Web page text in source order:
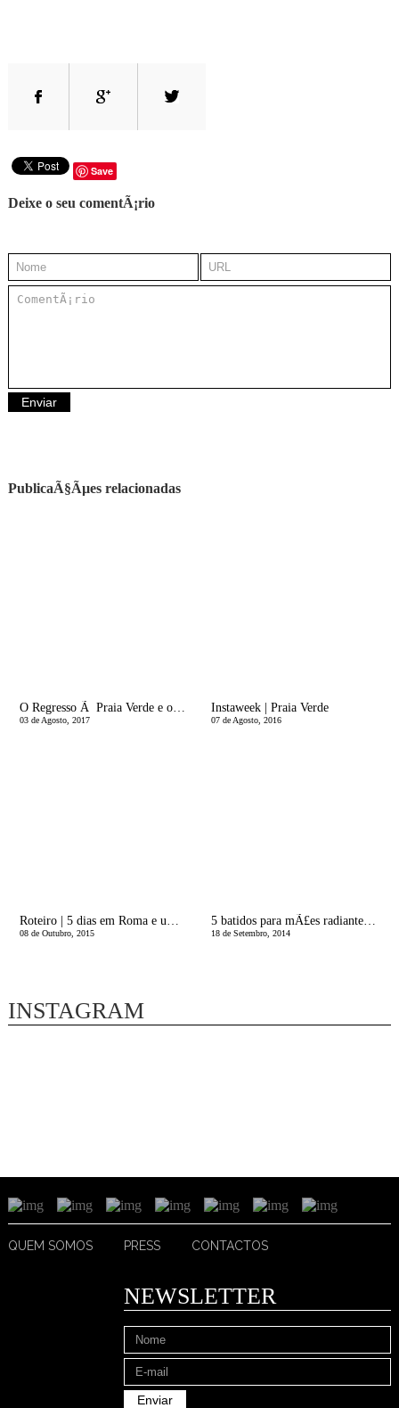
Save
Deixe o seu comentÃ¡rio
PublicaÃ§Ãµes relacionadas
O Regresso Ã Praia Verde e os miÃºdos, LOUCOS
03 de Agosto, 2017
Instaweek | Praia Verde
07 de Agosto, 2016
Roteiro | 5 dias em Roma e um salto a Siena
08 de Outubro, 2015
5 batidos para mÃ£es radiantes e cheias de energia
18 de Setembro, 2014
INSTAGRAM
QUEM SOMOS PRESS CONTACTOS
NEWSLETTER